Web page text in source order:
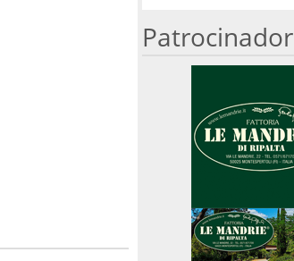
Patrocinador